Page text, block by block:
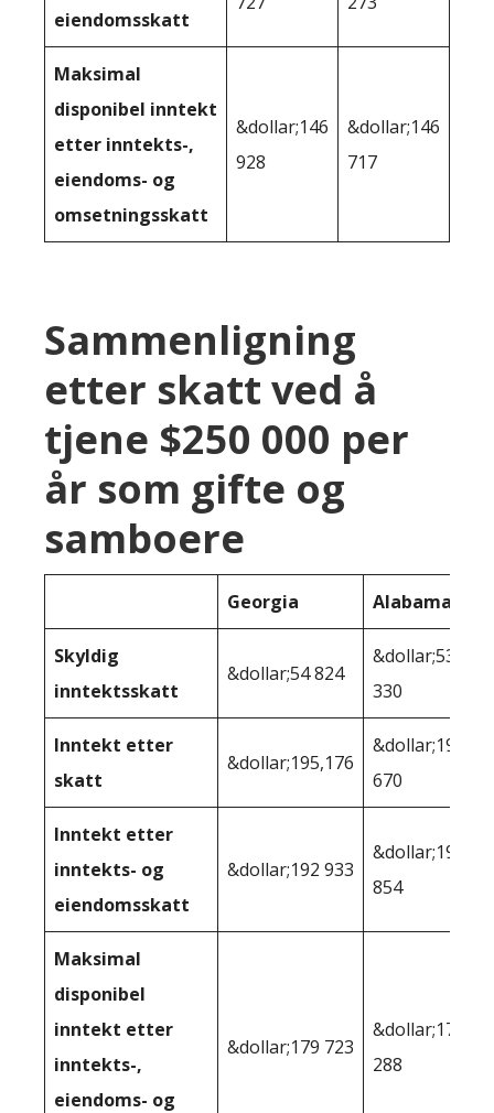
eiendomsskatt
Maksimal
disponibel inntekt
etter inntekts-,
eiendoms- og
omsetningsskatt
&dollar;146
928
&dollar;146
717
Sammenligning
etter skatt ved å
tjene $250 000 per
år som gifte og
samboere
Georgia Alabama
Skyldig
inntektsskatt
&dollar;54 824
&dollar;53
330
Inntekt etter
skatt
&dollar;195,176
&dollar;196
670
Inntekt etter
inntekts- og
eiendomsskatt
&dollar;192 933
&dollar;195
854
Maksimal
disponibel
inntekt etter
inntekts-,
eiendoms- og
&dollar;179 723
&dollar;179
288